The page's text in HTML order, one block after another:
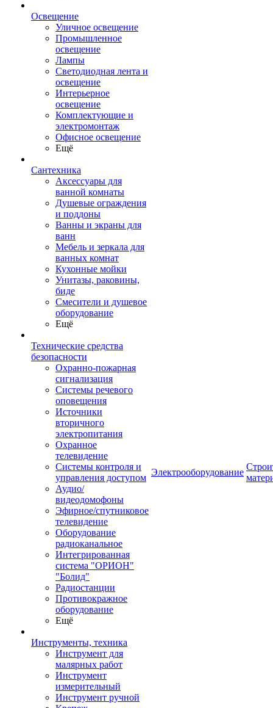
Освещение
Уличное освещение
Промышленное
освещение
Лампы
Светодиодная лента и
освещение
Интерьерное
освещение
Комплектующие и
электромонтаж
Офисное освещение
Ещё
Сантехника
Аксессуары для
ванной комнаты
Душевые ограждения
и поддоны
Ванны и экраны для
ванн
Мебель и зеркала для
ванных комнат
Кухонные мойки
Унитазы, раковины,
биде
Смесители и душевое
оборудование
Ещё
Технические средства
безопасности
Охранно-пожарная
сигнализация
Системы речевого
оповещения
Источники
вторичного
электропитания
Охранное
телевидение
Системы контроля и
управления доступом
Аудио/
видеодомофоны
Эфирное/спутниковое
телевидение
Оборудование
радиоканальное
Интегрированная
система "ОРИОН"
"Болид"
Радиостанции
Противокражное
оборудование
Ещё
Инструменты, техника
Инструмент для
малярных работ
Инструмент
измерительный
Инструмент ручной
Электрооборудование